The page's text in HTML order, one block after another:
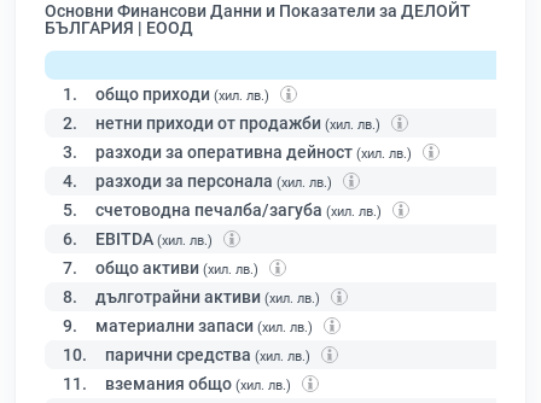
Основни Финансови Данни и Показатели за ДЕЛОЙТ
БЪЛГАРИЯ | ЕООД
1. общо приходи (хил. лв.)
2. нетни приходи от продажби (хил. лв.)
3. разходи за оперативна дейност (хил. лв.)
4. разходи за персонала (хил. лв.)
5. счетоводна печалба/загуба (хил. лв.)
6. EBITDA (хил. лв.)
7. общо активи (хил. лв.)
8. дълготрайни активи (хил. лв.)
9. материални запаси (хил. лв.)
10. парични средства (хил. лв.)
11. вземания общо (хил. лв.)